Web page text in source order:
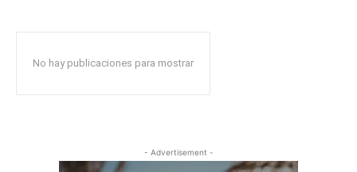
No hay publicaciones para mostrar
- Advertisement -